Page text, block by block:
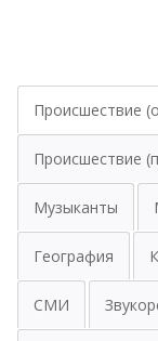
Происшествие
Происшествие
Музыканты
География
СМИ